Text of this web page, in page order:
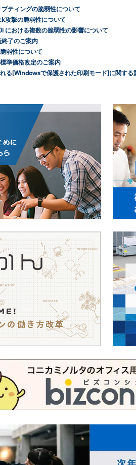
ティングの脆弱性について
攻撃の脆弱性について
おける複数の脆弱性の影響について
了のご案内
弱性について
準価格改定のご案内
る[Windowsで保護された印刷モード]に関する